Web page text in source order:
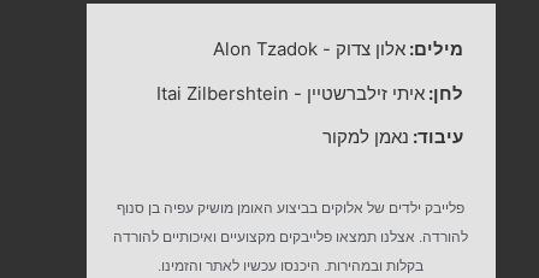
מילים:אלון צדוק -
Alon Tzadok
לחן:איתי זילברשטיין -
Itai Zilbershtein
עיבוד: נאמן למקור
פלייבק ילדים של אלוקים בביצוע האומן מושיק עפיה בן סנוף
להורדה. אצלנו תמצאו פלייבקים מקצועיים ואיכותיים להורדה
בקלות ובמהירות. היכנסו עכשיו לאתר והזמינו.